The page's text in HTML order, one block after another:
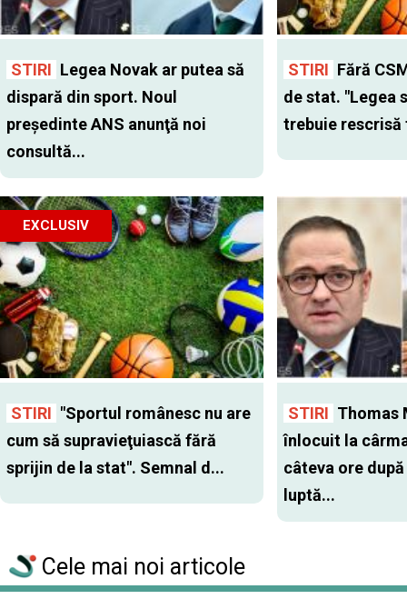
STIRI Legea Novak ar putea să
dispară din sport. Noul
preşedinte ANS anunţă noi
consultă...
STIRI Fără
de stat. "Legea
trebuie rescrisă
EXCLUSIV
STIRI "Sportul românesc nu are
cum să supravieţuiască fără
sprijin de la stat". Semnal d...
STIRI Thomas
înlocuit la
câteva ore
luptă...
Cele mai noi articole